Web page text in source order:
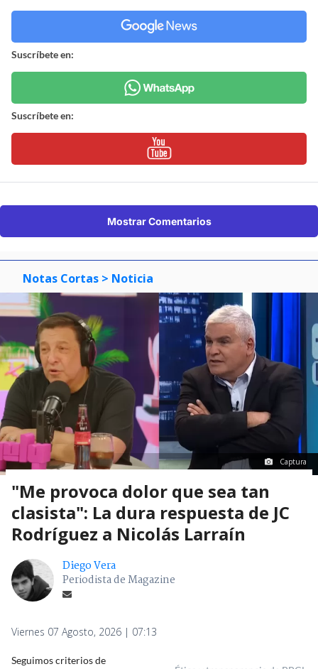
Suscríbete en:
Suscríbete en:
Mostrar Comentarios
Notas Cortas > Noticia
Captura
"Me provoca dolor que sea tan
clasista": La dura respuesta de JC
Rodríguez a Nicolás Larraín
Diego Vera
Periodista de Magazine
Viernes 07 Agosto, 2026 | 07:13
Seguimos criterios de